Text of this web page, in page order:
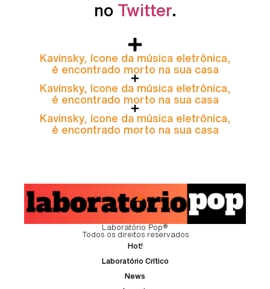
no Twitter.
Kavinsky, ícone da música eletrônica,
é encontrado morto na sua casa
Kavinsky, ícone da música eletrônica,
é encontrado morto na sua casa
Kavinsky, ícone da música eletrônica,
é encontrado morto na sua casa
Laboratório Pop®
Todos os direitos reservados
Hot!
Laboratório Crítico
News